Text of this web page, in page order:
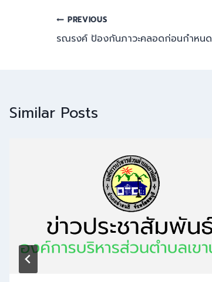
PREVIOUS
รณรงค์ ป้องกันภาวะคลอดก่อนกำหนด
Similar Posts